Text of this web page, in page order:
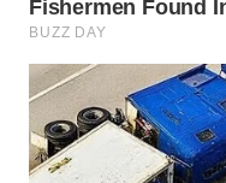
WAHANA
ADVOKAT
WAHANA
INFRASTRUKTUR